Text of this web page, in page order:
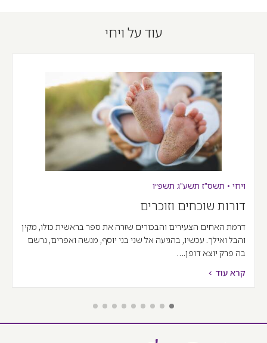
עוד על ויחי
ויחי • תשס"ז תשע"ג תשפ״ו
דורות שוכחים וזוכרים
דרמת האחים הצעירים והבכורים שזרה את ספר בראשית כולו, מקין
והבל ואילך. עכשיו, בהגיעה אל שני בני יוסף, מנשה ואפרים, נרשם
בה פרק יוצא דופן.…
קרא עוד >